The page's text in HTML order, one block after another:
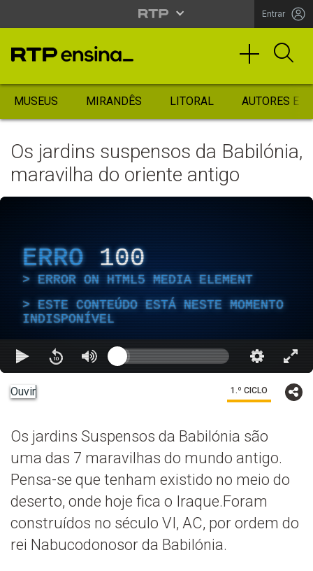
Entrar
MUSEUS MIRANDÊS LITORAL AUTORES
Os jardins suspensos da Babilónia,
maravilha do oriente antigo
ERRO 100
ERROR ON HTML5 MEDIA ELEMENT
ESTE CONTEÚDO ESTÁ NESTE MOMENTO
INDISPONÍVEL
Ouvir 1.º CICLO
Os jardins Suspensos da Babilónia são
uma das 7 maravilhas do mundo antigo.
Pensa-se que tenham existido no meio do
deserto, onde hoje fica o Iraque.Foram
construídos no século VI, AC, por ordem do
rei Nabucodonosor da Babilónia.